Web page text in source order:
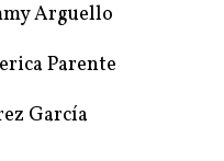
Arguello
Parente
García